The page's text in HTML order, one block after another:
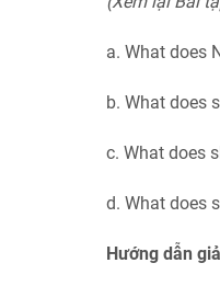
a. What does
b. What does
c. What does
d. What does
Hướng dẫn